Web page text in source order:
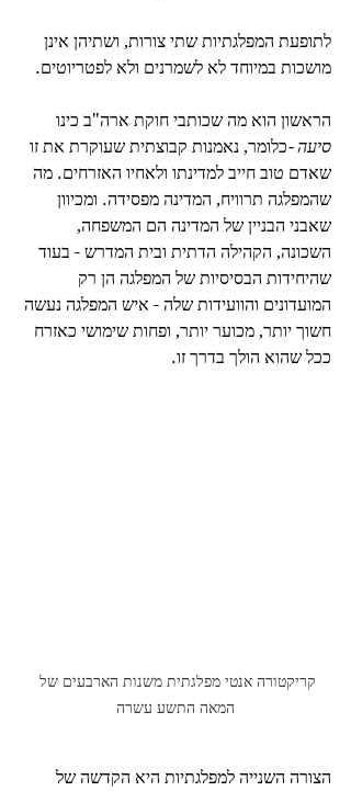
לתופעת המפלגתיות שתי צורות, ושתיהן אינן
מושכות במיוחד לא לשמרנים ולא לפטריוטים.
הראשון הוא מה שכותבי חוקת ארה"ב כינו
סיעה -כלומר, נאמנות קבוצתית שעוקרת את זו
שאדם טוב חייב למדינתו ולאחיו האזרחים. מה
שהמפלגה תרוויח, המדינה מפסידה. ומכיוון
שאבני הבניין של המדינה הם המשפחה,
השכונה, הקהילה הדתית ובית המדרש - בעוד
שהיחידות הבסיסיות של המפלגה הן רק
המועדונים והוועידות שלה - איש המפלגה נעשה
חשוך יותר, מכוער יותר, ופחות שימושי כאזרח
ככל שהוא הולך בדרך זו.
קריקטורה אנטי מפלגתית משנות הארבעים של
המאה התשע עשרה
הצורה השנייה למפלגתיות היא הקדשה של